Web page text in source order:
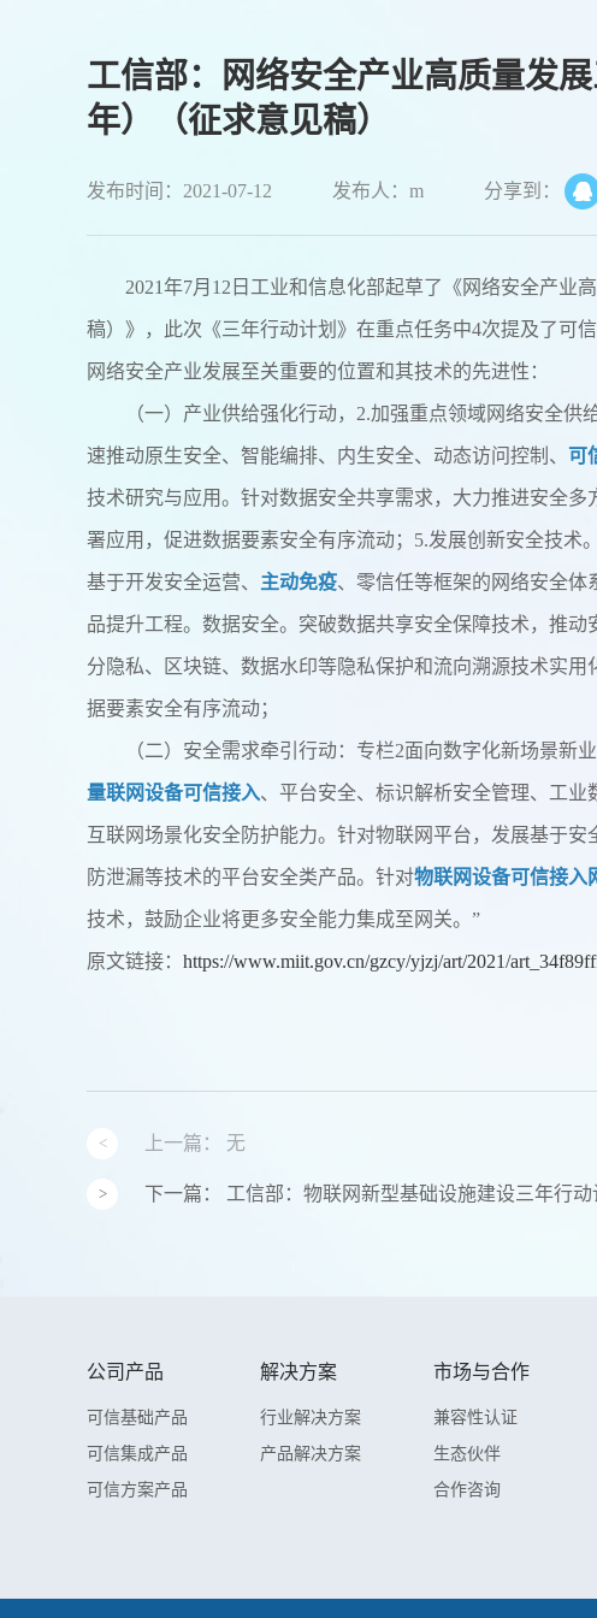
工信部：网络安全产业高质量发
年）（征求意见稿）
发布时间：2021-07-12 发布人：m 分享到：
2021年7月12日工业和信息化部起草了《网络安全产业
稿）》，此次《三年行动计划》在重点任务中4次提及了可
网络安全产业发展至关重要的位置和其技术的先进性：
（一）产业供给强化行动，2.加强重点领域网络安全
速推动原生安全、智能编排、内生安全、动态访问控制、 可
技术研究与应用。针对数据安全共享需求，大力推进安全多
署应用，促进数据要素安全有序流动；5.发展创新安全技
基于开发安全运营、 主动免疫、零信任等框架的网络安全体
品提升工程。数据安全。突破数据共享安全保障技术，推动
分隐私、区块链、数据水印等隐私保护和流向溯源技术实
据要素安全有序流动；
（二）安全需求牵引行动：专栏2面向数字化新场景新
量联网设备可信接入、平台安全、标识解析安全管理、工
互联网场景化安全防护能力。针对物联网平台，发展基于安
防泄漏等技术的平台安全类产品。针对物联网设备可信接入
技术，鼓励企业将更多安全能力集成至网关。”
原文链接： https://www.miit.gov.cn/gzcy/yjzj/art/2021/
上一篇： 无
下一篇： 工信部：物联网新型基础设施建设三年行动
公司产品
可信基础产品
可信集成产品
可信方案产品
解决方案
行业解决方案
产品解决方案
市场与合作
兼容性认证
生态伙伴
合作咨询